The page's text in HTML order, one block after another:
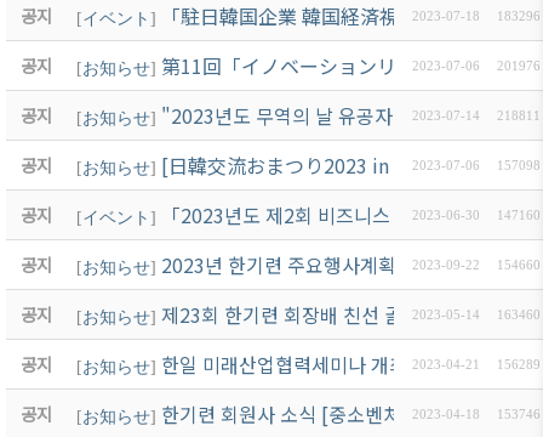
공지 [イベント] 「駐日韓国企業 韓国経済視察団」참가 案
2023-07-18 183296
공지 [お知らせ] 第11回「イノベーションリーダーズサミッ
2023-07-06 201976
공지 [お知らせ] "2023년도 무역의 날 유공자 포상(특수유공자
2023-07-14 218811
공지 [お知らせ] [日韓交流おまつり2023 in Tokyo] 開催 안
2023-07-06 157098
공지 [イベント] 「2023년도 제2회 비즈니스 일본어 세미나
2023-06-30 147160
공지 [お知らせ] 2023년 한기련 주요행사계획 2023-09-22 154660
공지 [お知らせ] 제23회 한기련 회장배 친선 골프대회 진행안
2023-05-14 163460
공지 [お知らせ] 한일 미래산업협력세미나 개최 안내 05/10(水)
2023-04-21 156289
공지 [お知らせ] 한기련 회원사 소식 [중소벤처기업진흥공단]
2023-04-18 153746